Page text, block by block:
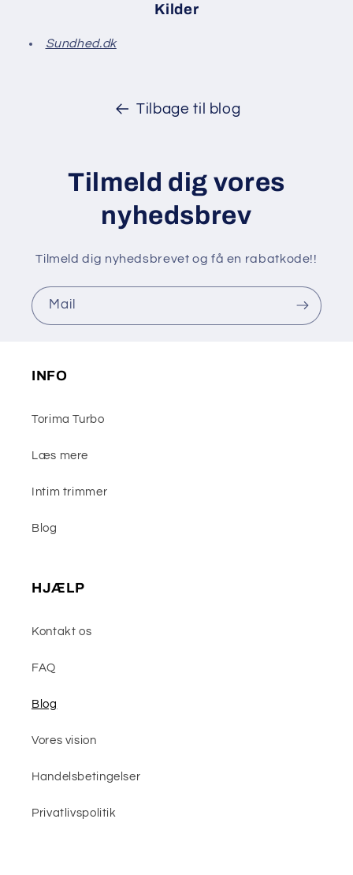
Kilder
Sundhed.dk
Tilbage til blog
Tilmeld dig vores
nyhedsbrev
Tilmeld dig nyhedsbrevet og få en rabatkode!!
Mail
INFO
Torima Turbo
Læs mere
Intim trimmer
Blog
HJÆLP
Kontakt os
FAQ
Blog
Vores vision
Handelsbetingelser
Privatlivspolitik